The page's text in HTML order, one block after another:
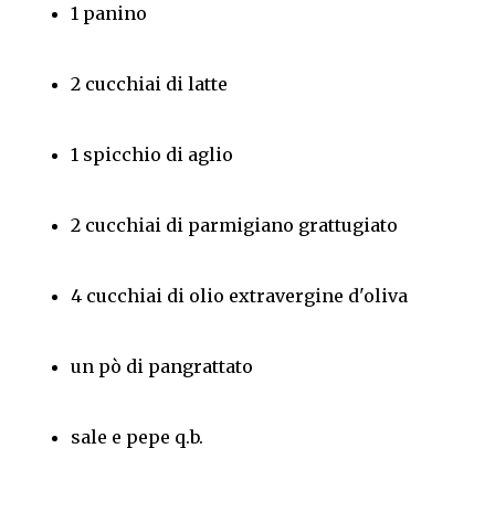
1 panino
2 cucchiai di latte
1 spicchio di aglio
2 cucchiai di parmigiano grattugiato
4 cucchiai di olio extravergine d'oliva
un pò di pangrattato
sale e pepe q.b.